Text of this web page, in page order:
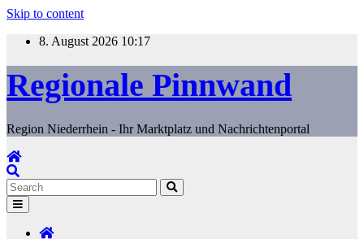
Skip to content
8. August 2026 10:17
Regionale Pinnwand
Region Niederrhein - Ihr Marktplatz und Nachrichtenportal